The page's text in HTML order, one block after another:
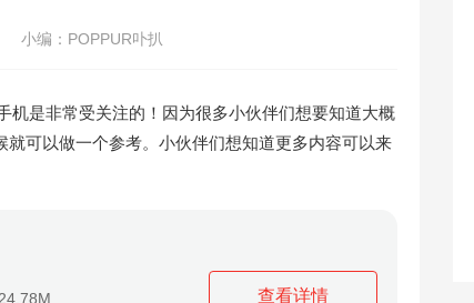
小编： POPPUR卟扒
是非常受关注的！因为很多小伙伴们想要知道大概
可以做一个参考。小伙伴们想知道更多内容可以来
查看详情